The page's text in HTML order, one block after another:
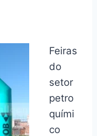
Feiras
do
setor
petro
quími
co